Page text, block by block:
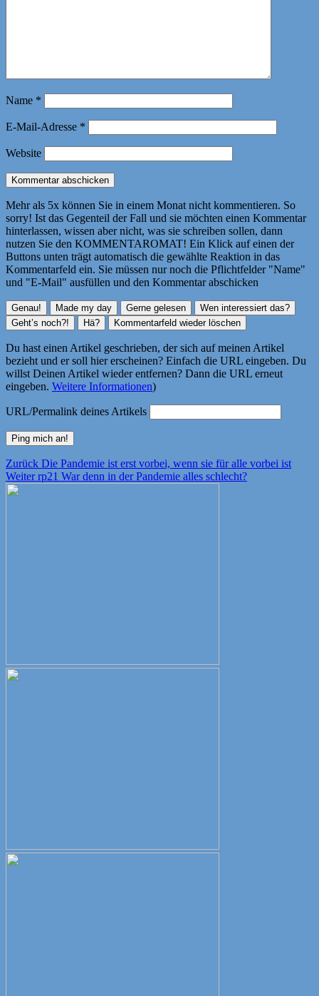
Name *
E-Mail-Adresse *
Website
Mehr als 5x können Sie in einem Monat nicht kommentieren. So
sorry! Ist das Gegenteil der Fall und sie möchten einen Kommentar
hinterlassen, wissen aber nicht, was sie schreiben sollen, dann
nutzen Sie den KOMMENTAROMAT! Ein Klick auf einen der
Buttons unten trägt automatisch die gewählte Reaktion in das
Kommentarfeld ein. Sie müssen nur noch die Pflichtfelder "Name"
und "E-Mail" ausfüllen und den Kommentar abschicken
Du hast einen Artikel geschrieben, der sich auf meinen Artikel
bezieht und er soll hier erscheinen? Einfach die URL eingeben. Du
willst Deinen Artikel wieder entfernen? Dann die URL erneut
eingeben. Weitere Informationen)
URL/Permalink deines Artikels
Beitragsnavigation
Zurück Vorheriger
Beitrag:
Die Pandemie ist erst vorbei, wenn sie für alle vorbei ist
Weiter Nächster
rp21 War denn in der Pandemie alles schlecht?